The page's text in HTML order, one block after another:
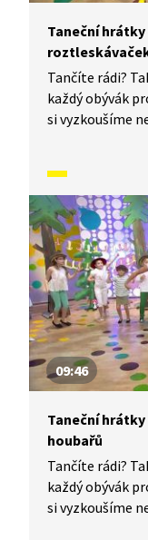
Taneční hrátky
Tančíte rádi?
každý obývák
si vyzkoušíme
vás inspirovali a
každého
jak to vypadá,
09:46
Taneční hrátky
houbařů
Tančíte rádi?
každý obývák
si vyzkoušíme